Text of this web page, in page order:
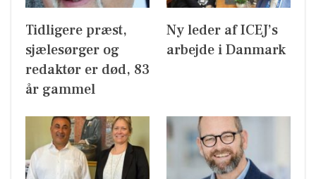
Tidligere præst,
sjælesørger og
redaktør er død, 83
år gammel
Ny leder af ICEJ’s
arbejde i Danmark